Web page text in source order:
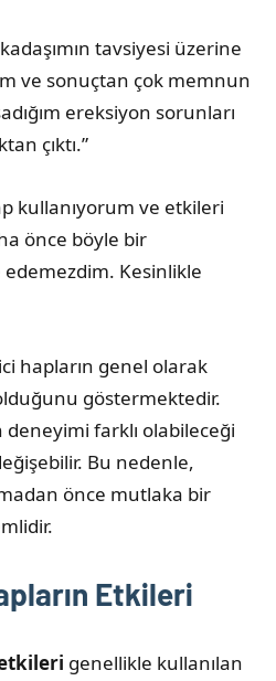
tavsiyesi üzerine
ve sonuçtan çok memnun
ereksiyon sorunları
çıktı.”
kullanıyorum ve etkileri
önce böyle bir
Kesinlikle
hapların genel olarak
göstermektedir.
deneyimi farklı olabileceği
Bu nedenle,
önce mutlaka bir
Etkileri
genellikle kullanılan